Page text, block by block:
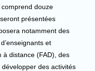
douze
présentées
notamment des
et
à distance (FAD), des
des activités